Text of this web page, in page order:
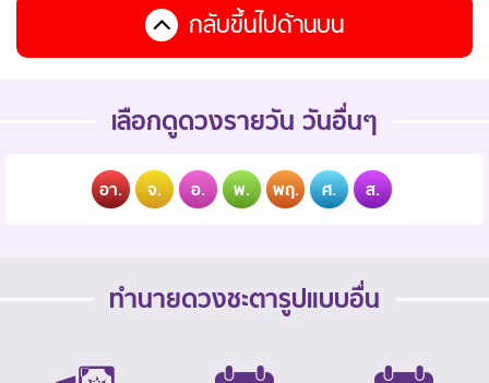
กลับขึ้นไปด้านบน
เลือกดูดวงรายวัน วันอื่นๆ
อา. จ. อ. พ. พฤ. ศ. ส.
ทำนายดวงชะตารูปแบบอื่น